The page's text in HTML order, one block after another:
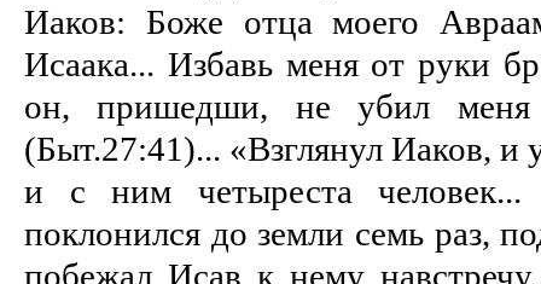
Иаков: Боже отца моего
Исаака... Избавь меня от руки
он, пришедши, не убил
(Быт.27:41)... «Взглянул Иаков, и
и с ним четыреста
поклонился до земли семь раз,
побежал Исав к нему